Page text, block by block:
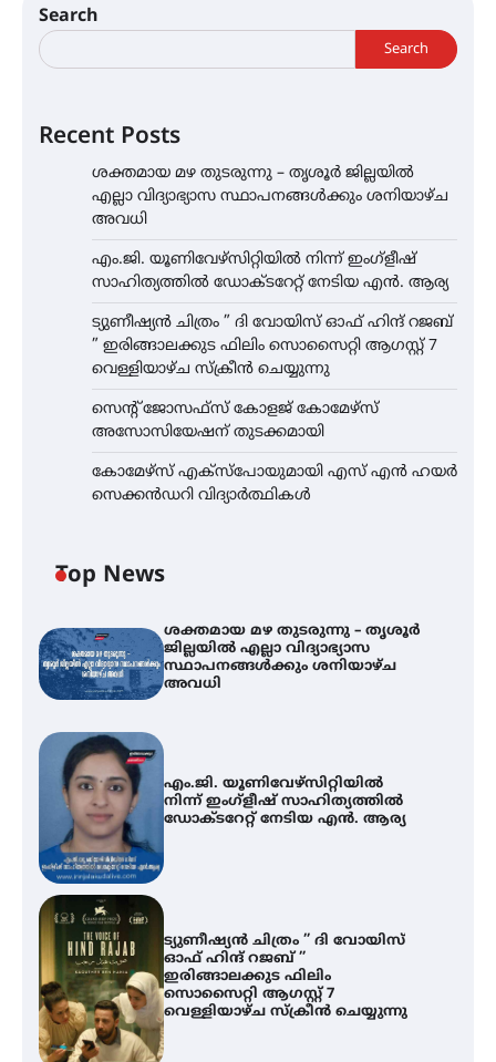
Search
Search
Recent Posts
ശക്തമായ മഴ തുടരുന്നു – തൃശൂർ ജില്ലയിൽ
എല്ലാ വിദ്യാഭ്യാസ സ്ഥാപനങ്ങൾക്കും ശനിയാഴ്ച
അവധി
എം.ജി. യൂണിവേഴ്‌സിറ്റിയിൽ നിന്ന് ഇംഗ്ളീഷ്
സാഹിത്യത്തിൽ ഡോക്ടറേറ്റ് നേടിയ എൻ. ആര്യ
ട്യുണീഷ്യൻ ചിത്രം ” ദി വോയിസ് ഓഫ് ഹിന്ദ് റജബ്
” ഇരിങ്ങാലക്കുട ഫിലിം സൊസൈറ്റി ആഗസ്റ്റ് 7
വെള്ളിയാഴ്ച സ്‌ക്രീൻ ചെയ്യുന്നു
സെന്റ് ജോസഫ്സ് കോളജ് കോമേഴ്‌സ്
അസോസിയേഷന് തുടക്കമായി
കോമേഴ്സ് എക്സ്പോയുമായി എസ് എൻ ഹയർ
സെക്കൻഡറി വിദ്യാർത്ഥികൾ
Top News
ശക്തമായ മഴ തുടരുന്നു – തൃശൂർ
ജില്ലയിൽ എല്ലാ വിദ്യാഭ്യാസ
സ്ഥാപനങ്ങൾക്കും ശനിയാഴ്ച
അവധി
എം.ജി. യൂണിവേഴ്‌സിറ്റിയിൽ
നിന്ന് ഇംഗ്ളീഷ് സാഹിത്യത്തിൽ
ഡോക്ടറേറ്റ് നേടിയ എൻ. ആര്യ
ട്യുണീഷ്യൻ ചിത്രം ” ദി വോയിസ്
ഓഫ് ഹിന്ദ് റജബ് ”
ഇരിങ്ങാലക്കുട ഫിലിം
സൊസൈറ്റി ആഗസ്റ്റ് 7
വെള്ളിയാഴ്ച സ്‌ക്രീൻ ചെയ്യുന്നു